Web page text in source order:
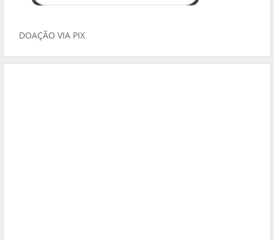
DOAÇÃO VIA PIX